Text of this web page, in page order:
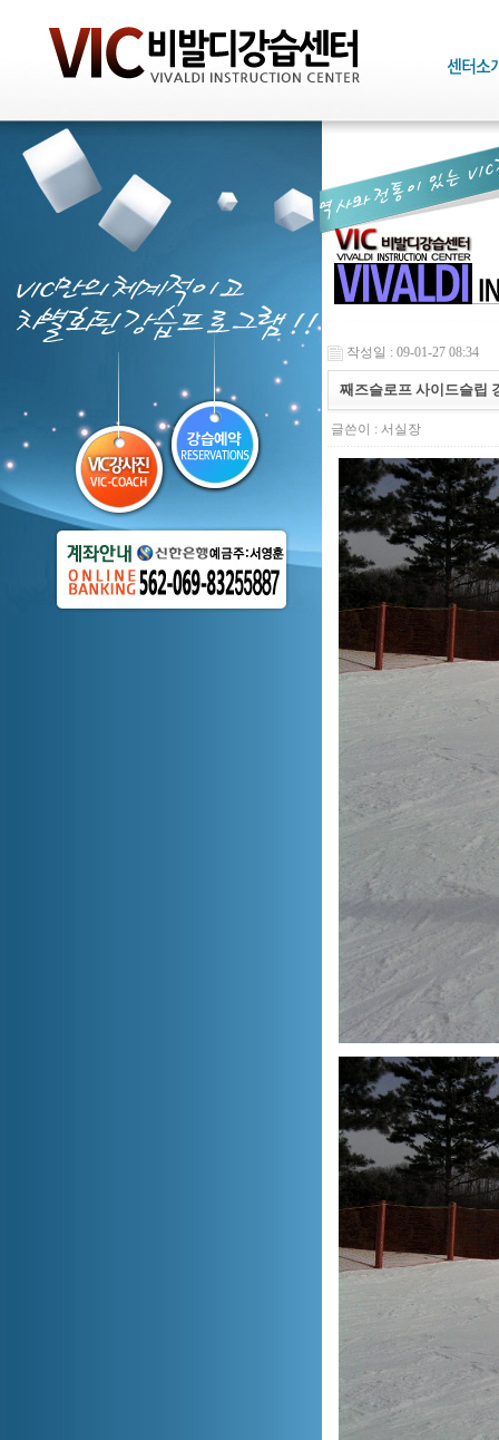
작성일 : 09-01-27 08:34
째즈슬로프 사이드슬립
글쓴이 : 서실장